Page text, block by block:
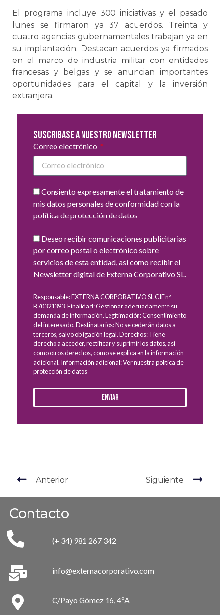
El programa incluye 300 iniciativas y el pasado
lunes se firmaron ya 37 acuerdos. Treinta y
cuatro agencias gubernamentales trabajan ya en
su implantación. Destacan acuerdos ya firmados
en el marco de industria militar con entidades
francesas y belgas y se anuncian importantes
oportunidades para el capital y la inversión
extranjera.
Suscribase a nuestro newsletter
Correo electrónico
Consiento expresamente el tratamiento de
mis datos personales de conformidad con la
política de protección de datos
Deseo recibir comunicaciones publicitarias
por correo postal o electrónico sobre
servicios de esta entidad, así como recibir el
Newsletter digital de Externa Corporativo SL.
Responsable: EXTERNA CORPORATIVO SL CIF nº
B70321393. Finalidad: Gestionar adecuadamente su
demanda de información. Legitimación: Consentimiento
del interesado. Destinatarios: No se cederán datos a
terceros, salvo obligación legal. Derechos: Tiene
derecho a acceder, rectificar y suprimir los datos, así
como otros derechos, como se explica en la información
adicional. Información adicional: Ver nuestra política de
protección de datos
Enviar
Anterior Siguiente
Contacto
(+ 34) 981 267 342
info@externacorporativo.com
C/Payo Gómez 16, 4ºA